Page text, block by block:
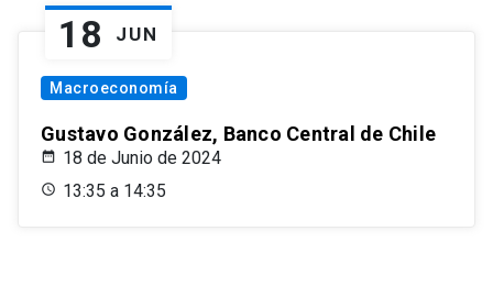
18 JUN
Macroeconomía
Gustavo González, Banco Central de Chile
18 de Junio de 2024
13:35 a 14:35